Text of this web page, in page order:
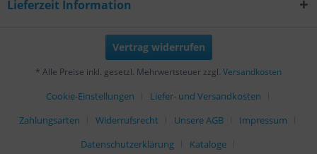
Lieferzeit Information
Vertrag widerrufen
* Alle Preise inkl. gesetzl. Mehrwertsteuer zzgl. Versandkosten
Cookie-Einstellungen
Liefer- und Versandkosten
Zahlungsarten
Widerrufsrecht Unsere AGB
Impressum
Datenschutzerklärung
Kataloge